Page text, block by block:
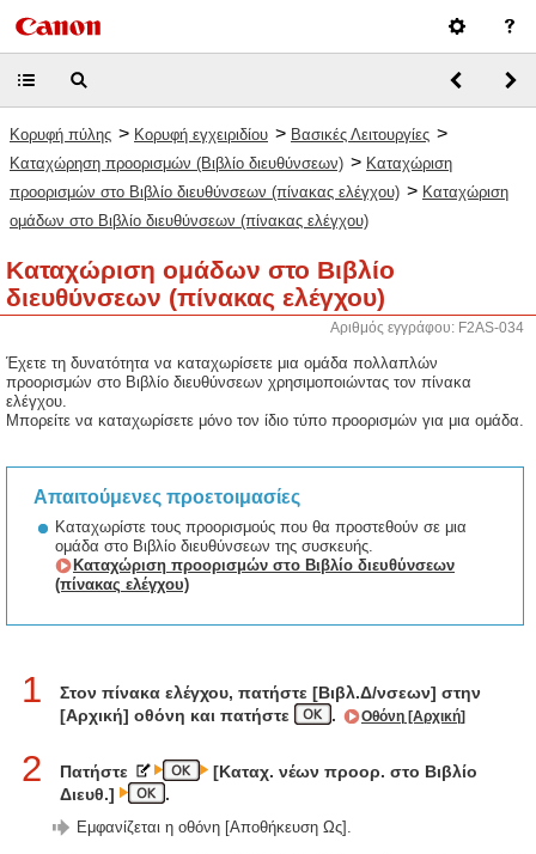
Κορυφή πύλης > Κορυφή εγχειριδίου > Βασικές Λειτουργίες >
Καταχώρηση προορισμών (Βιβλίο διευθύνσεων) > Καταχώριση
προορισμών στο Βιβλίο διευθύνσεων (πίνακας ελέγχου) > Καταχώριση
ομάδων στο Βιβλίο διευθύνσεων (πίνακας ελέγχου)
Καταχώριση ομάδων στο Βιβλίο
διευθύνσεων (πίνακας ελέγχου)
Αριθμός εγγράφου: F2AS-034
Έχετε τη δυνατότητα να καταχωρίσετε μια ομάδα πολλαπλών
προορισμών στο Βιβλίο διευθύνσεων χρησιμοποιώντας τον πίνακα
ελέγχου.
Μπορείτε να καταχωρίσετε μόνο τον ίδιο τύπο προορισμών για μια ομάδα.
Απαιτούμενες προετοιμασίες
Καταχωρίστε τους προορισμούς που θα προστεθούν σε μια
ομάδα στο Βιβλίο διευθύνσεων της συσκευής.
Καταχώριση προορισμών στο Βιβλίο διευθύνσεων
(πίνακας ελέγχου)
1
Στον πίνακα ελέγχου, πατήστε [Βιβλ.Δ/νσεων] στην
[Αρχική] οθόνη και πατήστε
. Οθόνη [Αρχική]
2 Πατήστε
[Καταχ. νέων προορ. στο Βιβλίο
Διευθ.]
.
Εμφανίζεται η οθόνη [Αποθήκευση Ως].